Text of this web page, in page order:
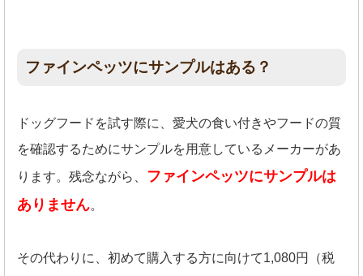
ファインペッツにサンプルはある？
ドッグフードを試す際に、愛犬の食い付きやフードの質
を確認するためにサンプルを用意しているメーカーがあ
ります。残念ながら、
ファインペッツにサンプルは
ありません。
その代わりに、初めて購入する方に向けて1,080円（税